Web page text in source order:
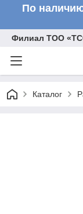
По
Филиал ТОО
Каталог